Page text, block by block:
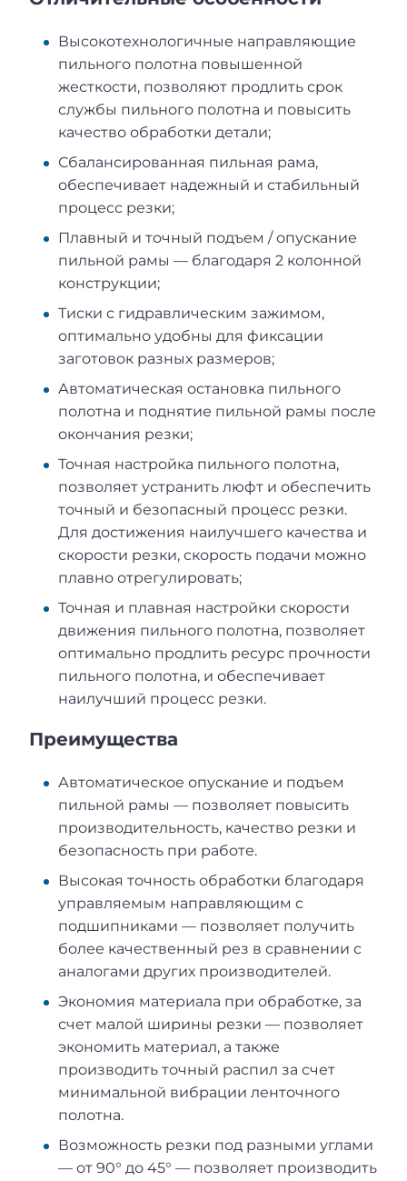
Высокотехнологичные направляющие
пильного полотна повышенной
жесткости, позволяют продлить срок
службы пильного полотна и повысить
качество обработки детали;
Сбалансированная пильная рама,
обеспечивает надежный и стабильный
процесс резки;
Плавный и точный подъем / опускание
пильной рамы — благодаря 2 колонной
конструкции;
Тиски с гидравлическим зажимом,
оптимально удобны для фиксации
заготовок разных размеров;
Автоматическая остановка пильного
полотна и поднятие пильной рамы после
окончания резки;
Точная настройка пильного полотна,
позволяет устранить люфт и обеспечить
точный и безопасный процесс резки.
Для достижения наилучшего качества и
скорости резки, скорость подачи можно
плавно отрегулировать;
Точная и плавная настройки скорости
движения пильного полотна, позволяет
оптимально продлить ресурс прочности
пильного полотна, и обеспечивает
наилучший процесс резки.
Преимущества
Автоматическое опускание и подъем
пильной рамы — позволяет повысить
производительность, качество резки и
безопасность при работе.
Высокая точность обработки благодаря
управляемым направляющим с
подшипниками — позволяет получить
более качественный рез в сравнении с
аналогами других производителей.
Экономия материала при обработке, за
счет малой ширины резки — позволяет
экономить материал, а также
производить точный распил за счет
минимальной вибрации ленточного
полотна.
Возможность резки под разными углами
— от 90° до 45° — позволяет производить